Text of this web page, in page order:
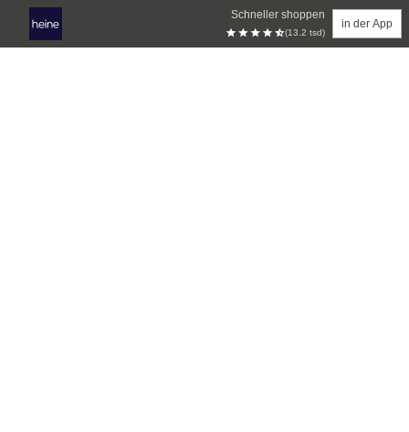
Schneller shoppen
(13.2 tsd)
in der App